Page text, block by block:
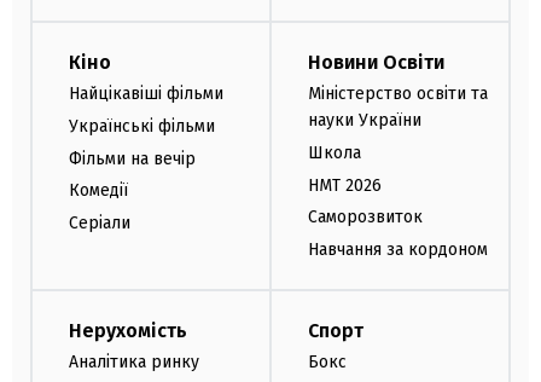
Кіно
Найцікавіші фільми
Українські фільми
Фільми на вечір
Комедії
Серіали
Новини Освіти
Міністерство освіти та
науки України
Школа
НМТ 2026
Саморозвиток
Навчання за кордоном
Нерухомість
Аналітика ринку
Спорт
Бокс